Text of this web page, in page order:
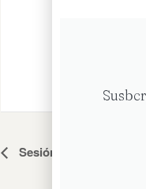
Navegación
Sesión grupo No